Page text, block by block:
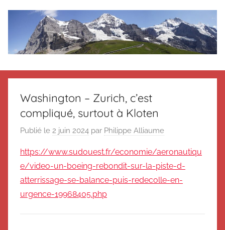
Le
blog
de
Suisse
Magazine
Suisse
Suisse
Magazine
Messager
Washington – Zurich, c’est
compliqué, surtout à Kloten
Publié le 2 juin 2024 par Philippe Alliaume
https://www.sudouest.fr/economie/aeronautiqu
e/video-un-boeing-rebondit-sur-la-piste-d-
atterrissage-se-balance-puis-redecolle-en-
urgence-19968405.php